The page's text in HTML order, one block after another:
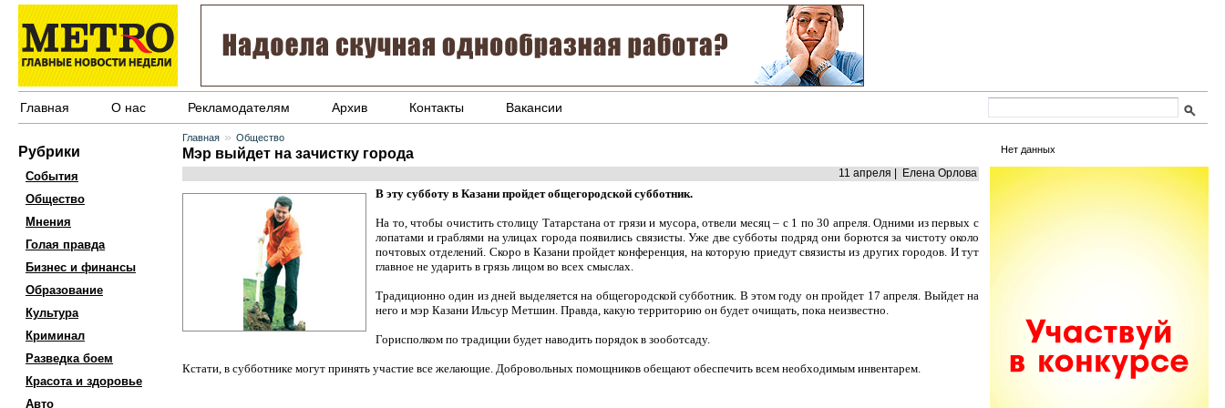
Главная О нас Рекламодателям Архив Контакты Вакансии
Рубрики
События
Общество
Мнения
Голая правда
Бизнес и финансы
Образование
Культура
Криминал
Разведка боем
Красота и здоровье
Авто
Нет данных
Главная » Общество
Мэр выйдет на зачистку города
11 апреля | Елена Орлова
В эту субботу в Казани пройдет общегородской субботник.
На то, чтобы очистить столицу Татарстана от грязи и мусора, отвели месяц – с 1 по 30 апреля. Одними из первых с
лопатами и граблями на улицах города появились связисты. Уже две субботы подряд они борются за чистоту около
почтовых отделений. Скоро в Казани пройдет конференция, на которую приедут связисты из других городов. И тут
главное не ударить в грязь лицом во всех смыслах.
Традиционно один из дней выделяется на общегородской субботник. В этом году он пройдет 17 апреля. Выйдет на
него и мэр Казани Ильсур Метшин. Правда, какую территорию он будет очищать, пока неизвестно.
Горисполком по традиции будет наводить порядок в зооботсаду.
Кстати, в субботнике могут принять участие все желающие. Добровольных помощников обещают обеспечить всем необходимым инвентарем.